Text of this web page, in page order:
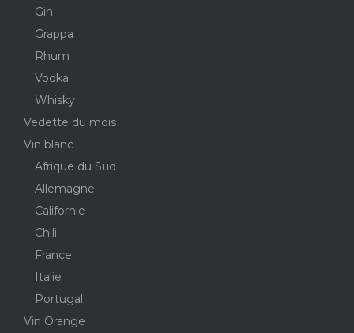
Gin
Grappa
Rhum
Vodka
Whisky
Vedette du mois
Vin blanc
Afrique du Sud
Allemagne
Californie
Chili
France
Italie
Portugal
Vin Orange